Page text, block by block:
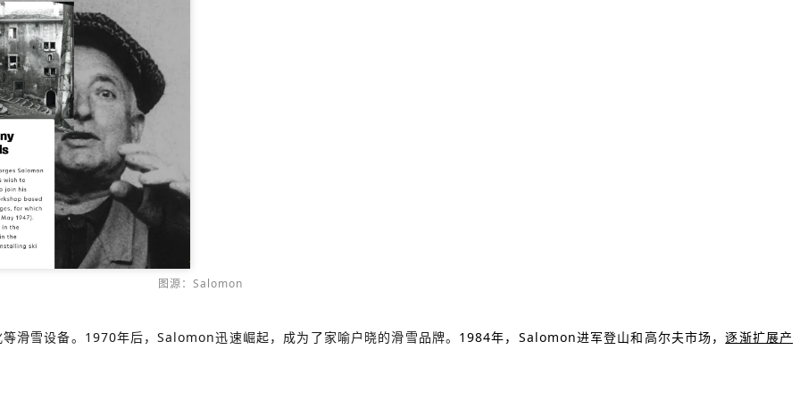
图源：Salomon
滑雪设备。1970年后，Salomon迅速崛起，成为了家喻户晓的滑雪品牌。 1984年，Salomon进军登山和高尔夫市场，逐渐扩展产